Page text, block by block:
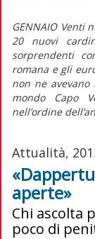
GENNAIO Venti
20 nuovi
sorprendenti
romana e gli
non ne
mondo Capo
nell’ordine
Attualità,
aperte»
Chi ascolta
poco di